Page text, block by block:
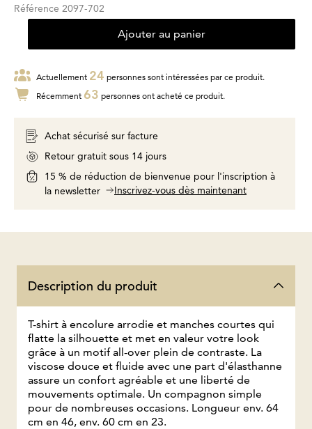
Référence 2097-702
Ajouter au panier
Actuellement 24 personnes sont intéressées par ce produit.
Récemment 63 personnes ont acheté ce produit.
Achat sécurisé sur facture
Retour gratuit sous 14 jours
15 % de réduction de bienvenue pour l'inscription à
la newsletter
Inscrivez-vous dès maintenant
Description du produit
T-shirt à encolure arrodie et manches courtes qui
flatte la silhouette et met en valeur votre look
grâce à un motif all-over plein de contraste. La
viscose douce et fluide avec une part d'élasthanne
assure un confort agréable et une liberté de
mouvements optimale. Un compagnon simple
pour de nombreuses occasions. Longueur env. 64
cm en 46, env. 60 cm en 23.